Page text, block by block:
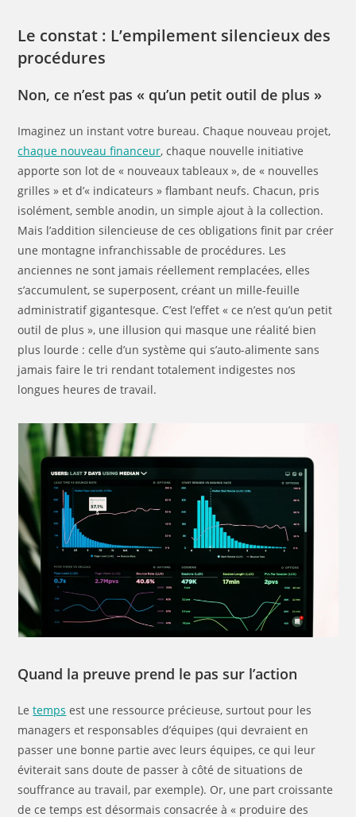
Le constat : L’empilement silencieux des
procédures
Non, ce n’est pas « qu’un petit outil de plus »
Imaginez un instant votre bureau. Chaque nouveau projet,
chaque nouveau financeur, chaque nouvelle initiative
apporte son lot de « nouveaux tableaux », de « nouvelles
grilles » et d’« indicateurs » flambant neufs. Chacun, pris
isolément, semble anodin, un simple ajout à la collection.
Mais l’addition silencieuse de ces obligations finit par créer
une montagne infranchissable de procédures. Les
anciennes ne sont jamais réellement remplacées, elles
s’accumulent, se superposent, créant un mille-feuille
administratif gigantesque. C’est l’effet « ce n’est qu’un petit
outil de plus », une illusion qui masque une réalité bien
plus lourde : celle d’un système qui s’auto-alimente sans
jamais faire le tri rendant totalement indigestes nos
longues heures de travail.
Quand la preuve prend le pas sur l’action
Letemps est une ressource précieuse, surtout pour les
managers et responsables d’équipes (qui devraient en
passer une bonne partie avec leurs équipes, ce qui leur
éviterait sans doute de passer à côté de situations de
souffrance au travail, par exemple). Or, une part croissante
de ce temps est désormais consacrée à « produire des